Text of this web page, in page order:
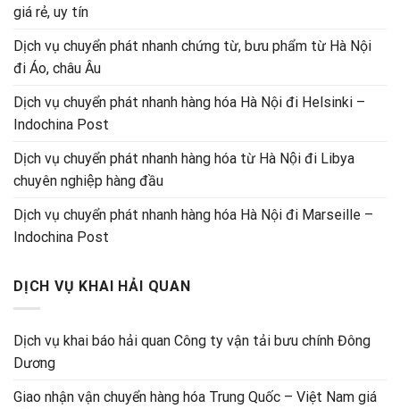
giá rẻ, uy tín
Dịch vụ chuyển phát nhanh chứng từ, bưu phẩm từ Hà Nội
đi Áo, châu Âu
Dịch vụ chuyển phát nhanh hàng hóa Hà Nội đi Helsinki –
Indochina Post
Dịch vụ chuyển phát nhanh hàng hóa từ Hà Nội đi Libya
chuyên nghiệp hàng đầu
Dịch vụ chuyển phát nhanh hàng hóa Hà Nội đi Marseille –
Indochina Post
DỊCH VỤ KHAI HẢI QUAN
Dịch vụ khai báo hải quan Công ty vận tải bưu chính Đông
Dương
Giao nhận vận chuyển hàng hóa Trung Quốc – Việt Nam giá